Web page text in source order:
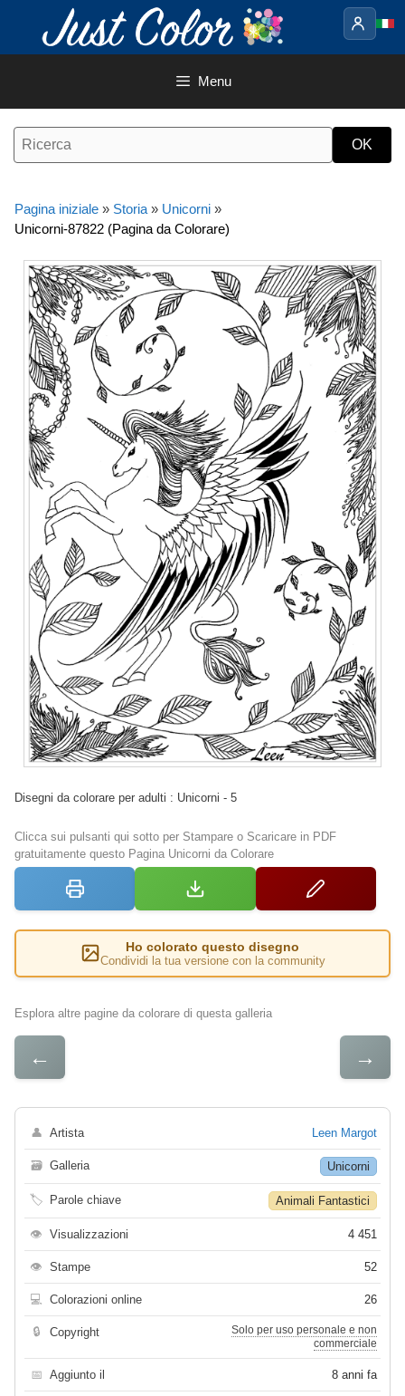
contenuto
Menu
Pagina iniziale » Storia » Unicorni »
Unicorni-87822 (Pagina da Colorare)
Disegni da colorare per adulti : Unicorni - 5
Clicca sui pulsanti qui sotto per Stampare o Scaricare in PDF
gratuitamente questo Pagina Unicorni da Colorare
Ho colorato questo disegno
Condividi la tua versione con la community
Esplora altre pagine da colorare di questa galleria
← →
👤 Artista Leen Margot
🗃 Galleria Unicorni
🏷 Parole chiave Animali Fantastici
👁 Visualizzazioni 4 451
👁 Stampe 52
💻 Colorazioni online 26
🔒 Copyright
Solo per uso personale e non
commerciale
📅 Aggiunto il 8 anni fa